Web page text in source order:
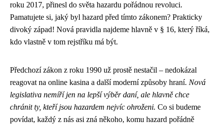
roku 2017, přinesl do světa hazardu pořádnou revoluci.
Pamatujete si, jaký byl hazard před tímto zákonem? Prakticky
divoký západ! Nová pravidla najdeme hlavně v § 16, který říká,
kdo vlastně v tom rejstříku má být.
Předchozí zákon z roku 1990 už prostě nestačil – nedokázal
reagovat na online kasina a další moderní způsoby hraní. Nová
legislativa nemíří jen na lepší výběr daní, ale hlavně chce
chránit ty, kteří jsou hazardem nejvíc ohroženi. Co si budeme
povídat, každý z nás asi zná někoho, komu hazard pořádně